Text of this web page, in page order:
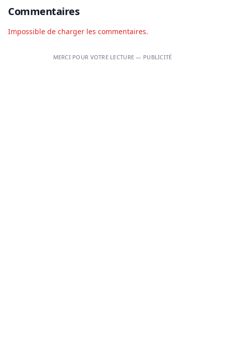
Commentaires
Impossible de charger les commentaires.
MERCI POUR VOTRE LECTURE — PUBLICITÉ